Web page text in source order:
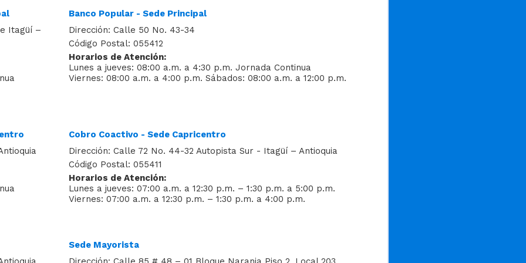
Itagüí –
Banco Popular - Sede Principal
Dirección: Calle 50 No. 43-34
Código Postal: 055412
Horarios de Atención:
Lunes a jueves: 08:00 a.m. a 4:30 p.m. Jornada Continua
Viernes: 08:00 a.m. a 4:00 p.m. Sábados: 08:00 a.m. a 12:00 p.m.
Cobro Coactivo - Sede Capricentro
Dirección: Calle 72 No. 44-32 Autopista Sur - Itagüí – Antioquia
Código Postal: 055411
Horarios de Atención:
Lunes a jueves: 07:00 a.m. a 12:30 p.m. – 1:30 p.m. a 5:00 p.m.
Viernes: 07:00 a.m. a 12:30 p.m. – 1:30 p.m. a 4:00 p.m.
Sede Mayorista